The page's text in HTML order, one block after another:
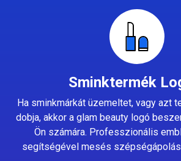
Sminktermék
Ha sminkmárkát üzemeltet, vagy azt
dobja, akkor a glam beauty logó
Ön számára. Professzionális
segítségével mesés